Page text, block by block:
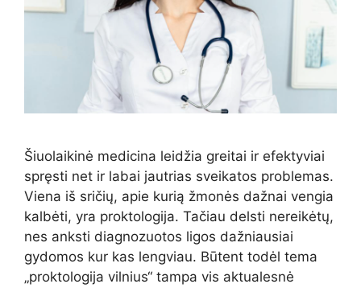
Šiuolaikinė medicina leidžia greitai ir efektyviai
spręsti net ir labai jautrias sveikatos problemas.
Viena iš sričių, apie kurią žmonės dažnai vengia
kalbėti, yra proktologija. Tačiau delsti nereikėtų,
nes anksti diagnozuotos ligos dažniausiai
gydomos kur kas lengviau. Būtent todėl tema
„proktologija vilnius“ tampa vis aktualesnė